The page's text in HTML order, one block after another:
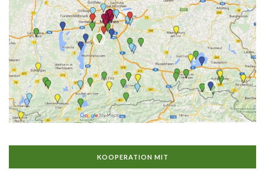
KOOPERATION MIT